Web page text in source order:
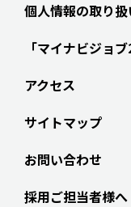
個人情報の取り
「マイナビジョ
アクセス
サイトマップ
お問い合わせ
採用ご担当者様へ